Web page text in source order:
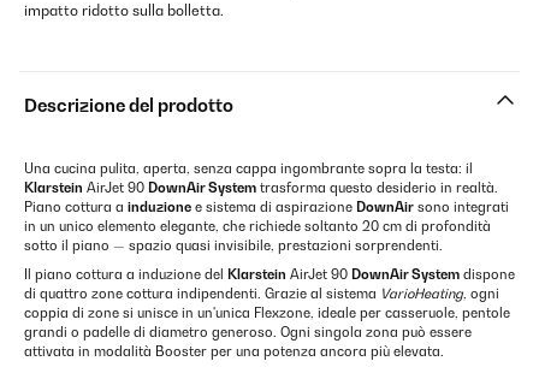
impatto ridotto sulla bolletta.
Descrizione del prodotto
Una cucina pulita, aperta, senza cappa ingombrante sopra la testa: il
Klarstein AirJet 90 DownAir System trasforma questo desiderio in realtà.
Piano cottura a induzione e sistema di aspirazione DownAir sono integrati
in un unico elemento elegante, che richiede soltanto 20 cm di profondità
sotto il piano — spazio quasi invisibile, prestazioni sorprendenti.
Il piano cottura a induzione del Klarstein AirJet 90 DownAir System dispone
di quattro zone cottura indipendenti. Grazie al sistema VarioHeating, ogni
coppia di zone si unisce in un'unica Flexzone, ideale per casseruole, pentole
grandi o padelle di diametro generoso. Ogni singola zona può essere
attivata in modalità Booster per una potenza ancora più elevata.